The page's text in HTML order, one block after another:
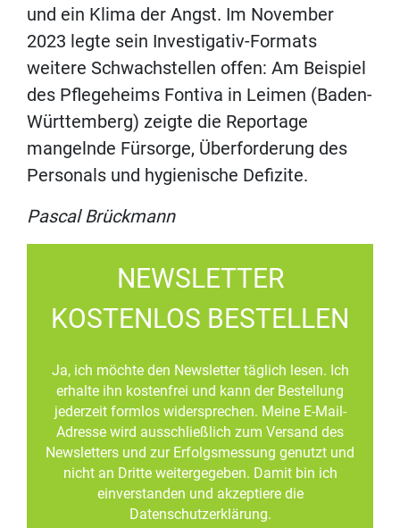
und ein Klima der Angst. Im November
2023 legte sein Investigativ-Formats
weitere Schwachstellen offen: Am Beispiel
des Pflegeheims Fontiva in Leimen (Baden-
Württemberg) zeigte die Reportage
mangelnde Fürsorge, Überforderung des
Personals und hygienische Defizite.
Pascal Brückmann
NEWSLETTER
KOSTENLOS BESTELLEN
Ja, ich möchte den Newsletter täglich lesen. Ich
erhalte ihn kostenfrei und kann der Bestellung
jederzeit formlos widersprechen. Meine E-Mail-
Adresse wird ausschließlich zum Versand des
Newsletters und zur Erfolgsmessung genutzt und
nicht an Dritte weitergegeben. Damit bin ich
einverstanden und akzeptiere die
Datenschutzerklärung.